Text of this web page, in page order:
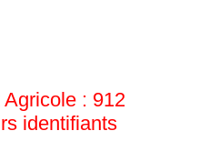
: 912
identifiants